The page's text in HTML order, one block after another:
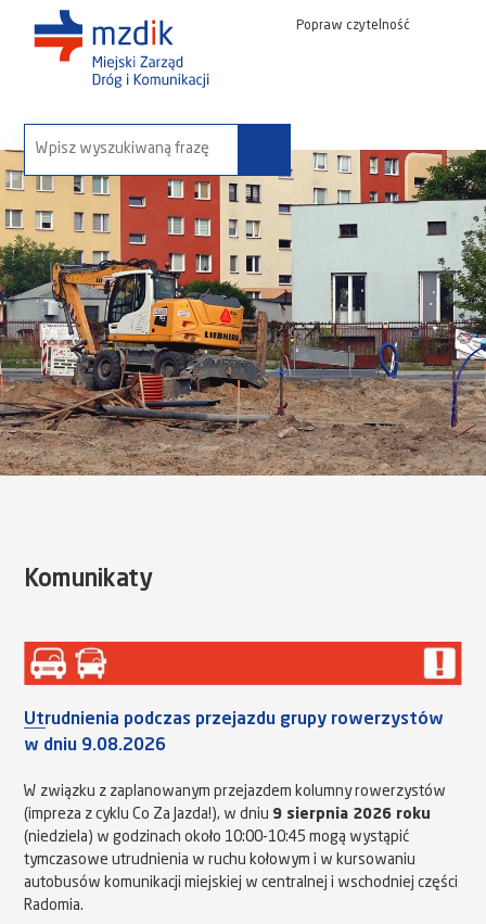
Popraw czytelność
wyszukaj na stronie:
Komunikaty
Utrudnienia podczas przejazdu grupy rowerzystów
w dniu 9.08.2026
W związku z zaplanowanym przejazdem kolumny rowerzystów
(impreza z cyklu Co Za Jazda!), w dniu 9 sierpnia 2026 roku
(niedziela) w godzinach około 10:00-10:45 mogą wystąpić
tymczasowe utrudnienia w ruchu kołowym i w kursowaniu
autobusów komunikacji miejskiej w centralnej i wschodniej części
Radomia.